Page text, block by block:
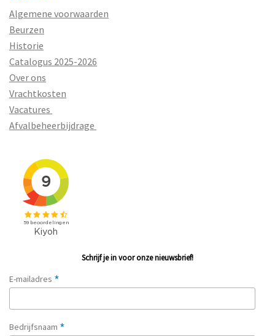
Algemene voorwaarden
Beurzen
Historie
Catalogus 2025-2026
Over ons
Vrachtkosten
Vacatures
Afvalbeheerbijdrage
Schrijf je in voor onze nieuwsbrief!
E-mailadres *
Bedrijfsnaam *